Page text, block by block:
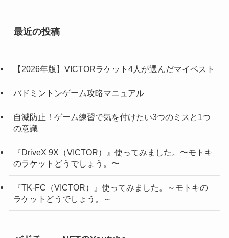
最近の投稿
【2026年版】VICTORラケット4人が選んだマイベスト
バドミントンゲーム攻略マニュアル
自滅防止！ゲーム練習で気を付けたい3つのミスと1つ
の意識
『DriveX 9X（VICTOR）』使ってみました。〜モトキ
のラケットどうでしょう。〜
『TK-FC（VICTOR）』使ってみました。～モトキの
ラケットどうでしょう。～